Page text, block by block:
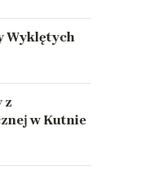
Wyklętych
z
w Kutnie